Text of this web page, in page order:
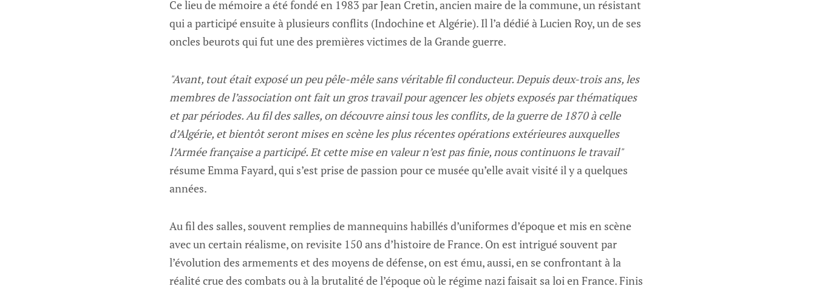
Ce lieu de mémoire a été fondé en 1983 par Jean Cretin, ancien maire de la commune, un résistant
qui a participé ensuite à plusieurs conflits (Indochine et Algérie). Il l’a dédié à Lucien Roy, un de ses
oncles beurots qui fut une des premières victimes de la Grande guerre.
"Avant, tout était exposé un peu pêle-mêle sans véritable fil conducteur. Depuis deux-trois ans, les
membres de l’association ont fait un gros travail pour agencer les objets exposés par thématiques
et par périodes. Au fil des salles, on découvre ainsi tous les conflits, de la guerre de 1870 à celle
d’Algérie, et bientôt seront mises en scène les plus récentes opérations extérieures auxquelles
l’Armée française a participé. Et cette mise en valeur n’est pas finie, nous continuons le travail"
résume Emma Fayard, qui s’est prise de passion pour ce musée qu’elle avait visité il y a quelques
années.
Au fil des salles, souvent remplies de mannequins habillés d’uniformes d’époque et mis en scène
avec un certain réalisme, on revisite 150 ans d’histoire de France. On est intrigué souvent par
l’évolution des armements et des moyens de défense, on est ému, aussi, en se confrontant à la
réalité crue des combats ou à la brutalité de l’époque où le régime nazi faisait sa loi en France. Finis